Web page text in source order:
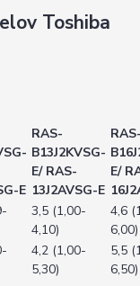
Toshiba
E
RAS-
B13J2KVSG-
E/ RAS-
13J2AVSG-E
E/
3,5 (1,00-
4,10)
4,6
6,00)
4,2 (1,00-
5,30)
5,5
6,50)